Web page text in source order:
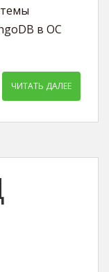
в ОС
ЧИТАТЬ ДАЛЕЕ